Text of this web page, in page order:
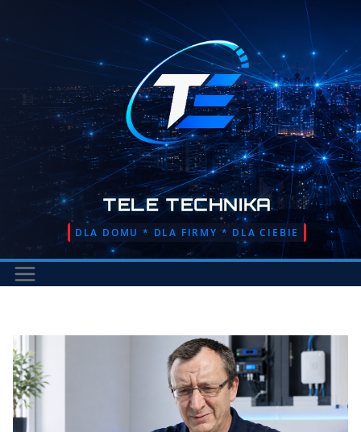
TELE TECHNIKA
DLA DOMU * DLA FIRMY * DLA CIEBIE